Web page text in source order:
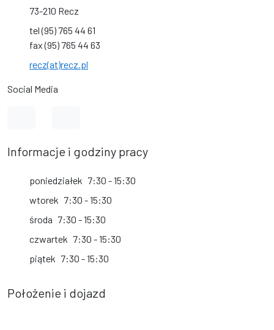
73-210 Recz
tel (95) 765 44 61
fax (95) 765 44 63
recz(at)recz.pl
Social Media
Informacje i godziny pracy
poniedziałek 7:30 - 15:30
wtorek 7:30 - 15:30
środa 7:30 - 15:30
czwartek 7:30 - 15:30
piątek 7:30 - 15:30
Położenie i dojazd